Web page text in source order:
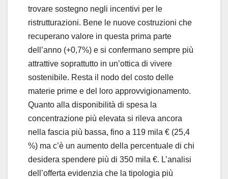
trovare sostegno negli incentivi per le
ristrutturazioni. Bene le nuove costruzioni che
recuperano valore in questa prima parte
dell’anno (+0,7%) e si confermano sempre più
attrattive soprattutto in un’ottica di vivere
sostenibile. Resta il nodo del costo delle
materie prime e del loro approvvigionamento.
Quanto alla disponibilità di spesa la
concentrazione più elevata si rileva ancora
nella fascia più bassa, fino a 119 mila € (25,4
%) ma c’è un aumento della percentuale di chi
desidera spendere più di 350 mila €. L’analisi
dell’offerta evidenzia che la tipologia più